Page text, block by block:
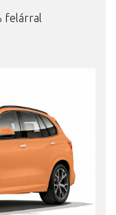
felárral